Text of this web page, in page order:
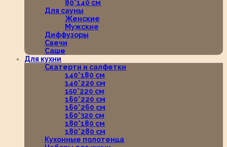
80*140 см
Для сауны
Женские
Мужские
Диффузоры
Свечи
Саше
Для кухни
Скатерти и салфетки
140*180 см
140*220 см
150*220 см
160*220 см
160*260 см
160*320 см
180*180 см
180*280 см
Кухонные полотенца